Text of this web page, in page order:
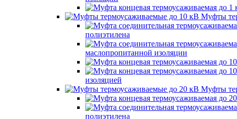
Муфты
полиэтилена
маслопропитанной изоляции
изоляцией
Муфты
полиэтилена